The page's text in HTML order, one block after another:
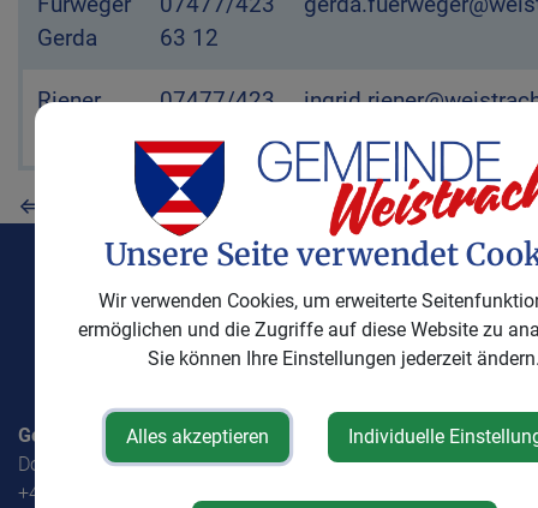
Gerda
63 12
Riener
07477/423
63 15
⇐ zurück
Gemeinde Weistrach
Dorf 1, 3351 Weistrach
+43(0) 7477 / 42363
Unsere Seite verwendet
Wir verwenden Cookies, um erweiterte
ermöglichen und die Zugriffe auf diese Website zu
Sie können Ihre Einstellungen jederzeit
Alles akzeptieren Individuelle